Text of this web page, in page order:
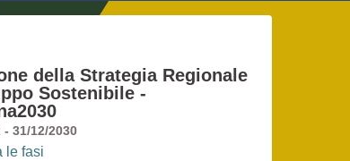
della Strategia Regionale
Sostenibile -
- 31/12/2030
le fasi